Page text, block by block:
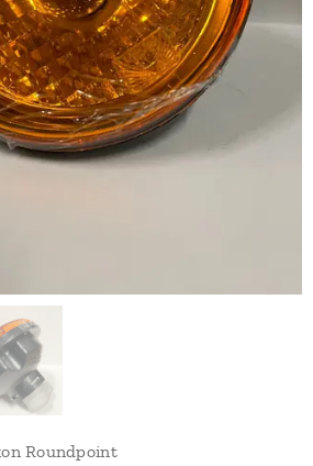
Roundpoint